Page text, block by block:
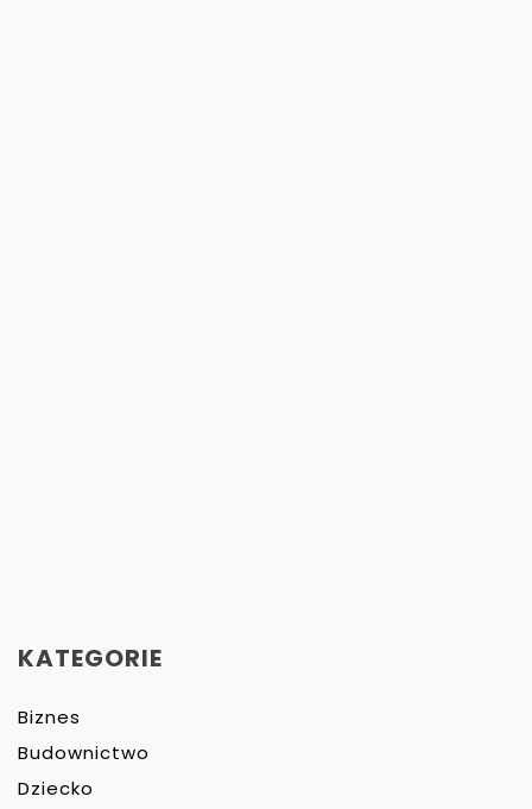
KATEGORIE
Biznes
Budownictwo
Dziecko